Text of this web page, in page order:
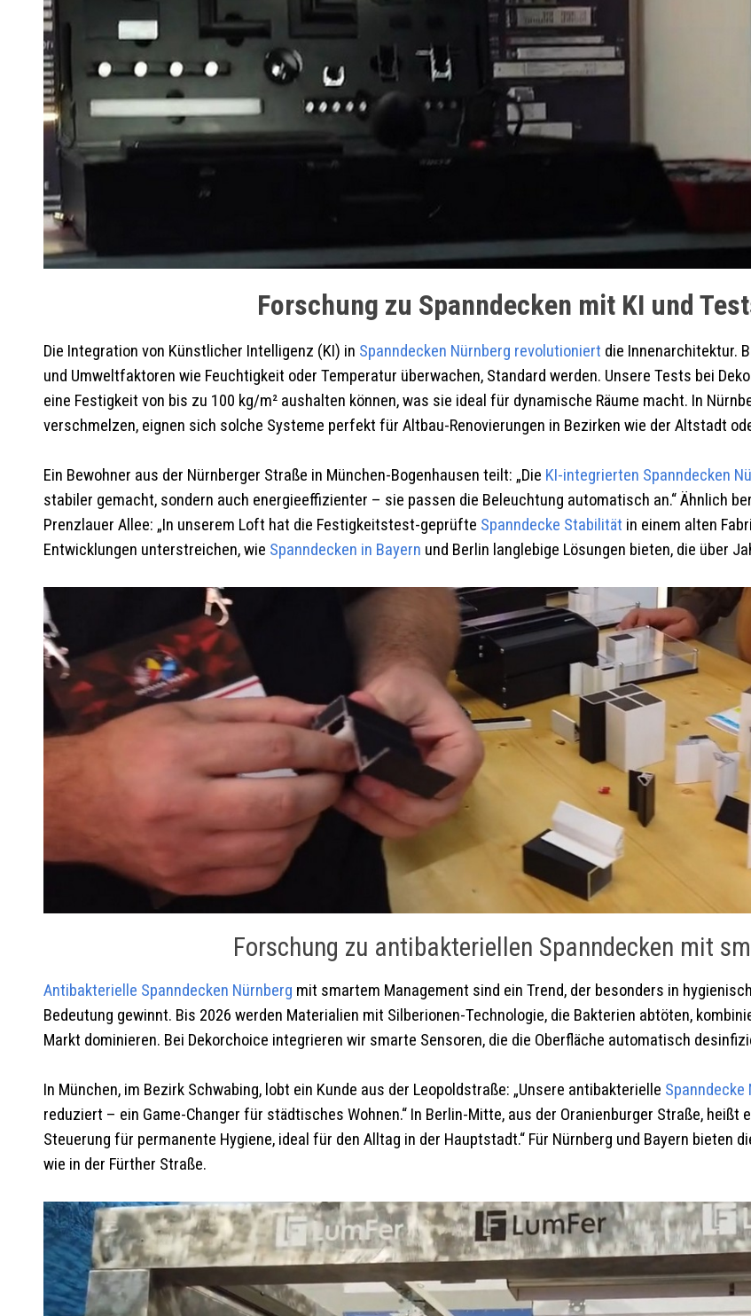
Forschung zu Spanndecken mit KI und
Die Integration von Künstlicher Intelligenz (KI) in Spanndecken Nürnberg revolutioniert die Innenarchitektur.
und Umweltfaktoren wie Feuchtigkeit oder Temperatur überwachen, Standard werden. Unsere Tests bei
eine Festigkeit von bis zu 100 kg/m² aushalten können, was sie ideal für dynamische Räume macht. In
verschmelzen, eignen sich solche Systeme perfekt für Altbau-Renovierungen in Bezirken wie der Altstadt
Ein Bewohner aus der Nürnberger Straße in München-Bogenhausen teilt: „Die KI-integrierten Spanndecken
stabiler gemacht, sondern auch energieeffizienter – sie passen die Beleuchtung automatisch an.“ Ähnlich
Prenzlauer Allee: „In unserem Loft hat die Festigkeitstest-geprüfte Spanndecke Stabilität in einem alten
Entwicklungen unterstreichen, wie Spanndecken in Bayern und Berlin langlebige Lösungen bieten, die über
Forschung zu antibakteriellen Spanndecken mit
Antibakterielle Spanndecken Nürnberg mit smartem Management sind ein Trend, der besonders in
Bedeutung gewinnt. Bis 2026 werden Materialien mit Silberionen-Technologie, die Bakterien abtöten,
Markt dominieren. Bei Dekorchoice integrieren wir smarte Sensoren, die die Oberfläche automatisch
In München, im Bezirk Schwabing, lobt ein Kunde aus der Leopoldstraße: „Unsere antibakterielle Spanndecke
reduziert – ein Game-Changer für städtisches Wohnen.“ In Berlin-Mitte, aus der Oranienburger Straße, heißt
Steuerung für permanente Hygiene, ideal für den Alltag in der Hauptstadt.“ Für Nürnberg und Bayern bieten
wie in der Fürther Straße.